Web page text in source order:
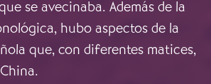
se avecinaba. Además de la
hubo aspectos de la
que, con diferentes matices,